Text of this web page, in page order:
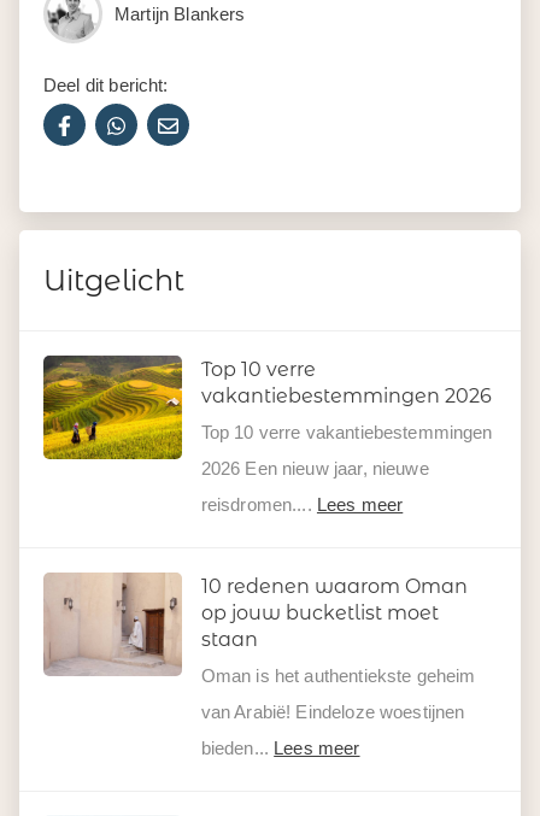
Martijn Blankers
Deel dit bericht:
Uitgelicht
Top 10 verre
vakantiebestemmingen 2026
Top 10 verre vakantiebestemmingen
2026 Een nieuw jaar, nieuwe
reisdromen.... Lees meer
10 redenen waarom Oman
op jouw bucketlist moet
staan
Oman is het authentiekste geheim
van Arabië! Eindeloze woestijnen
bieden... Lees meer